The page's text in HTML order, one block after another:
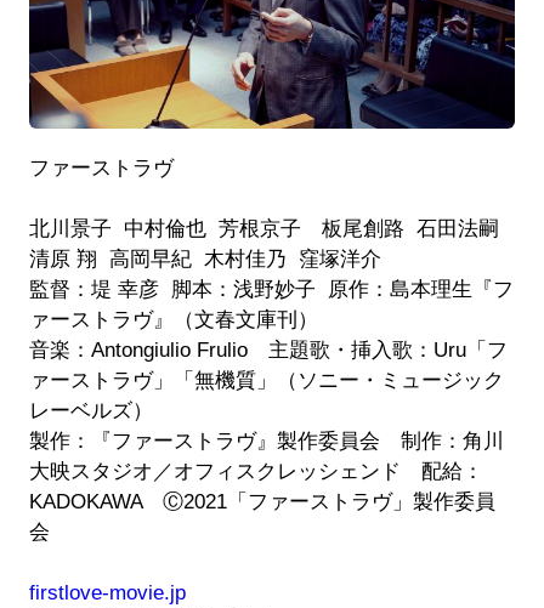
ファーストラヴ
北川景子 中村倫也 芳根京子 板尾創路 石田法嗣
清原 翔 高岡早紀 木村佳乃 窪塚洋介
監督：堤 幸彦 脚本：浅野妙子 原作：島本理生『フ
ァーストラヴ』（文春文庫刊）
音楽：Antongiulio Frulio 主題歌・挿入歌：Uru「フ
ァーストラヴ」「無機質」（ソニー・ミュージック
レーベルズ）
製作：『ファーストラヴ』製作委員会 制作：角川
大映スタジオ／オフィスクレッシェンド 配給：
KADOKAWA Ⓒ2021「ファーストラヴ」製作委員
会
firstlove-movie.jp